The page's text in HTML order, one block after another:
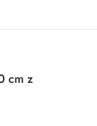
cm z